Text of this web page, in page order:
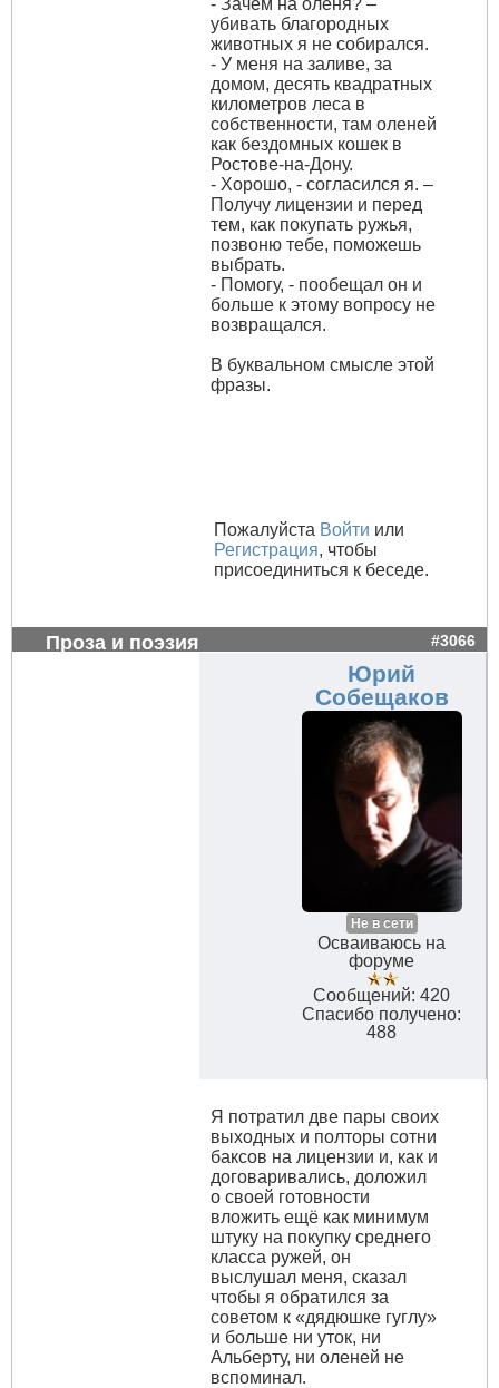
убивать благородных
животных я не собирался.
- У меня на заливе, за
домом, десять квадратных
километров леса в
собственности, там оленей
как бездомных кошек в
Ростове-на-Дону.
- Хорошо, - согласился я. –
Получу лицензии и перед
тем, как покупать ружья,
позвоню тебе, поможешь
выбрать.
- Помогу, - пообещал он и
больше к этому вопросу не
возвращался.
В буквальном смысле этой
фразы.
Пожалуйста Войти или
Регистрация, чтобы
присоединиться к беседе.
Проза и поэзия #3066
Юрий
Собещаков
Не в сети
Осваиваюсь на
форуме
Сообщений: 420
Спасибо получено:
488
Я потратил две пары своих
выходных и полторы сотни
баксов на лицензии и, как и
договаривались, доложил
о своей готовности
вложить ещё как минимум
штуку на покупку среднего
класса ружей, он
выслушал меня, сказал
чтобы я обратился за
советом к «дядюшке гуглу»
и больше ни уток, ни
Альберту, ни оленей не
вспоминал.